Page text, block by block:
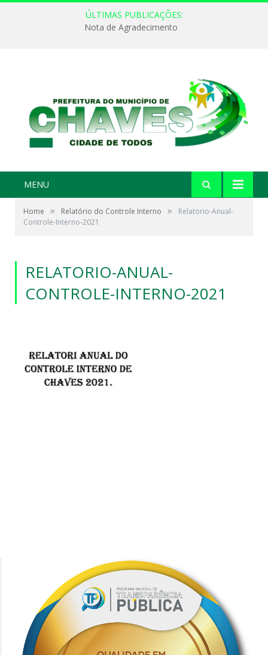
ÚLTIMAS PUBLICAÇÕES:
Nota de Agradecimento
MENU
Home » Relatório do Controle Interno »
Relatorio-Anual-
Controle-Interno-2021
RELATORIO-ANUAL-
CONTROLE-INTERNO-2021